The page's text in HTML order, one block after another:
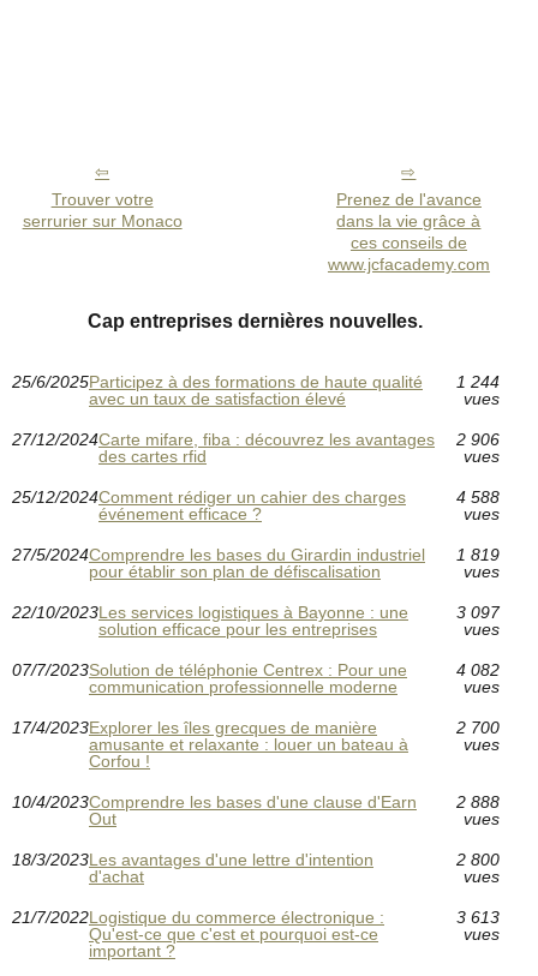
Trouver votre
serrurier sur Monaco
Prenez de l'avance
dans la vie grâce à
ces conseils de
www.jcfacademy.com
Cap entreprises dernières nouvelles.
25/6/2025Participez à des formations de haute qualité
avec un taux de satisfaction élevé
1 244
vues
27/12/2024Carte mifare, fiba : découvrez les avantages
des cartes rfid
2 906
vues
25/12/2024Comment rédiger un cahier des charges
événement efficace ?
4 588
vues
27/5/2024Comprendre les bases du Girardin industriel
pour établir son plan de défiscalisation
1 819
vues
22/10/2023Les services logistiques à Bayonne : une
solution efficace pour les entreprises
3 097
vues
07/7/2023Solution de téléphonie Centrex : Pour une
communication professionnelle moderne
4 082
vues
17/4/2023Explorer les îles grecques de manière
amusante et relaxante : louer un bateau à
Corfou !
2 700
vues
10/4/2023Comprendre les bases d'une clause d'Earn
Out
2 888
vues
18/3/2023Les avantages d'une lettre d'intention
d'achat
2 800
vues
21/7/2022Logistique du commerce électronique :
Qu'est-ce que c'est et pourquoi est-ce
important ?
3 613
vues